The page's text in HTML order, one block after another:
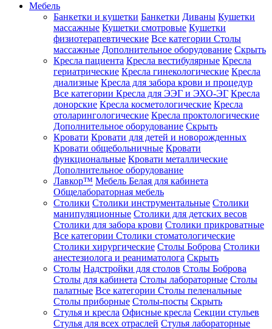
Мебель
Банкетки и кушетки Банкетки Диваны Кушетки
массажные Кушетки смотровые Кушетки
физиотерапевтические Все категории Столы
массажные Дополнительное оборудование Скрыть
Кресла пациента Кресла вестибулярные Кресла
гериатрические Кресла гинекологические Кресла
диализные Кресла для забора крови и процедур
Все категории Кресла для ЭЭГ и ЭХО-ЭГ Кресла
донорские Кресла косметологические Кресла
отоларингологические Кресла проктологические
Дополнительное оборудование Скрыть
Кровати Кровати для детей и новорожденных
Кровати общебольничные Кровати
функциональные Кровати металлические
Дополнительное оборудование
Лавкор™ Мебель Белая для кабинета
Общелабораторная мебель
Столики Столики инструментальные Столики
манипуляционные Столики для детских весов
Столики для забора крови Столики прикроватные
Все категории Столики стоматологические
Столики хирургические Столы Боброва Столики
анестезиолога и реаниматолога Скрыть
Столы Надстройки для столов Столы Боброва
Столы для кабинета Столы лабораторные Столы
палатные Все категории Столы пеленальные
Столы приборные Столы-посты Скрыть
Стулья и кресла Офисные кресла Секции стульев
Стулья для всех отраслей Стулья лабораторные